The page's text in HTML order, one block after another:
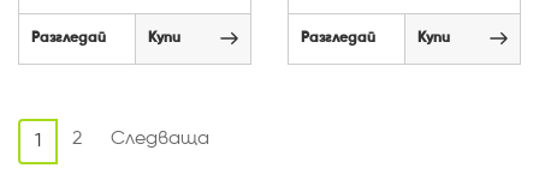
Разгледай Купи Разгледай Купи
1 2 Следваща